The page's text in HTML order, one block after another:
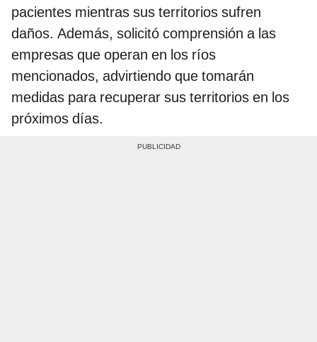
pacientes mientras sus territorios sufren
daños. Además, solicitó comprensión a las
empresas que operan en los ríos
mencionados, advirtiendo que tomarán
medidas para recuperar sus territorios en los
próximos días.